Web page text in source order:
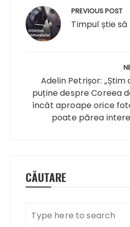
articole
PREVIOUS POST
Timpul știe
Adelin Petrișor:
puține despre Coreea
încât aproape orice
poate părea
CĂUTARE